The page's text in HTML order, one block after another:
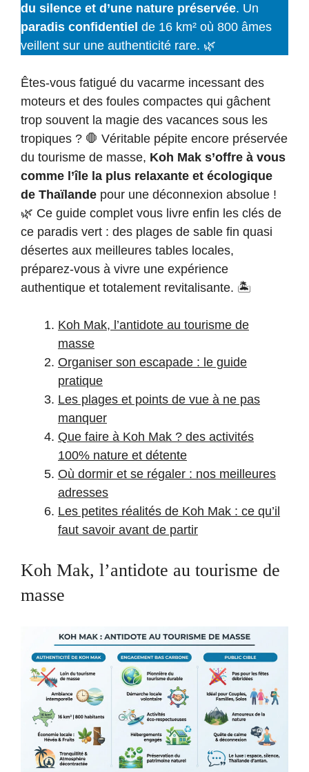
du silence et d’une nature préservée. Un
paradis confidentiel de 16 km² où 800 âmes
veillent sur une authenticité rare. 🌿
Êtes-vous fatigué du vacarme incessant des
moteurs et des foules compactes qui gâchent
trop souvent la magie des vacances sous les
tropiques ? 🛑 Véritable pépite encore préservée
du tourisme de masse, Koh Mak s’offre à vous
comme l’île la plus relaxante et écologique
de Thaïlande pour une déconnexion absolue !
🌿 Ce guide complet vous livre enfin les clés de
ce paradis vert : des plages de sable fin quasi
désertes aux meilleures tables locales,
préparez-vous à vivre une expérience
authentique et totalement revitalisante. 🏝️
Koh Mak, l’antidote au tourisme de
masse
Organiser son escapade : le guide
pratique
Les plages et points de vue à ne pas
manquer
Que faire à Koh Mak ? des activités
100% nature et détente
Où dormir et se régaler : nos meilleures
adresses
Les petites réalités de Koh Mak : ce qu’il
faut savoir avant de partir
Koh Mak, l’antidote au tourisme de
masse